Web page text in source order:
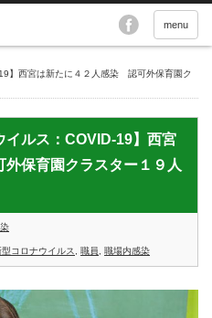
menu
】西宮は新たに４２人感染 認可外保育園ク
イルス：COVID-19】西宮
保育園クラスター１９人
型コロナウイルス 職員 職場内感染